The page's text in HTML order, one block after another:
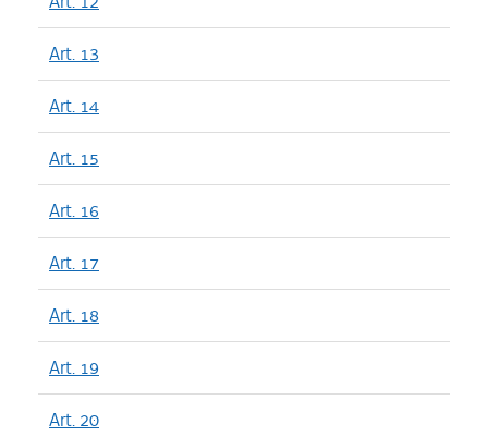
Art. 13
Art. 14
Art. 15
Art. 16
Art. 17
Art. 18
Art. 19
Art. 20